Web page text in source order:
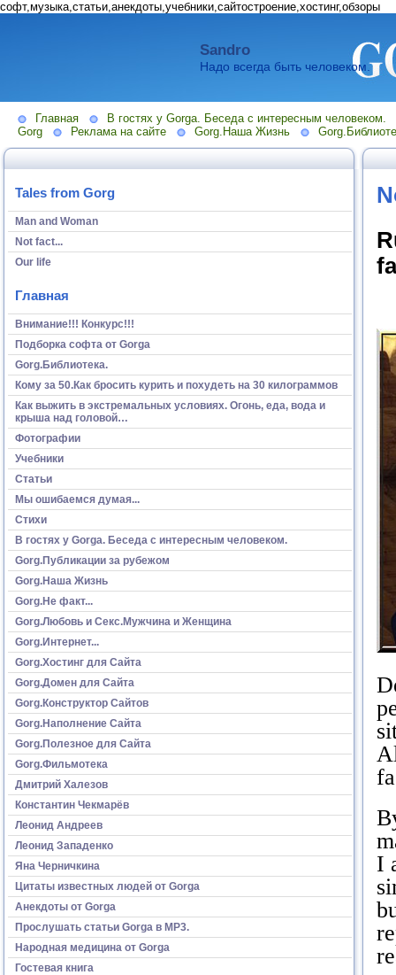
софт,музыка,статьи,анекдоты,учебники,сайтостроение,хостинг,обзоры
Sandro
Надо всегда быть человеком.
Главная
В гостях у Gorga. Беседа с интересным человеком.
Gorg
Реклама на сайте Gorg.Наша Жизнь
Tales from Gorg
Man and Woman
Not fact...
Our life
Главная
Внимание!!! Конкурс!!!
Подборка софта от Gorga
Gorg.Библиотека.
Кому за 50.Как бросить курить и похудеть на 30 килограммов
Как выжить в экстремальных условиях. Огонь, еда, вода и
крыша над головой…
Фотографии
Учебники
Статьи
Мы ошибаемся думая...
Стихи
В гостях у Gorga. Беседа с интересным человеком.
Gorg.Публикации за рубежом
Gorg.Наша Жизнь
Gorg.Не факт...
Gorg.Любовь и Секс.Мужчина и Женщина
Gorg.Интернет...
Gorg.Хостинг для Сайта
Gorg.Домен для Сайта
Gorg.Конструктор Сайтов
Gorg.Наполнение Сайта
Gorg.Полезное для Сайта
Gorg.Фильмотека
Дмитрий Халезов
Константин Чекмарёв
Леонид Андреев
Леонид Западенко
Яна Черничкина
Цитаты известных людей от Gorga
Анекдоты от Gorga
Прослушать статьи Gorga в МР3.
Народная медицина от Gorga
Гостевая книга
I